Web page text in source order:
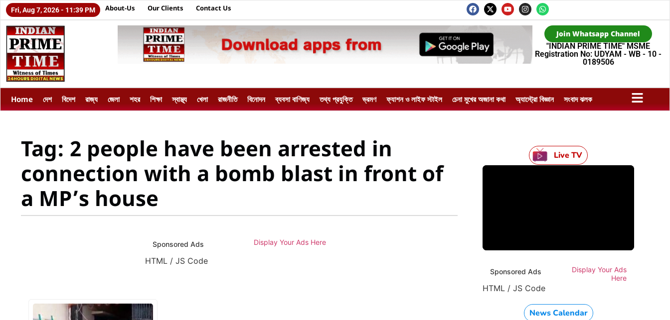
Fri, Aug 7, 2026 - 11:39 PM About-Us Our Clients Contact Us
Join Whatsapp Channel
"INDIAN PRIME TIME" MSME
Registration No: UDYAM - WB - 10 -
0189506
Home দেশ বিদেশ রাজ্য জেলা শহর শিক্ষা স্বাস্থ্য খেলা রাজনীতি বিনোদন ব্যবসা বাণিজ্য তথ্য প্রযুক্তি ভ্রমণ ফ্যাশন ও লাইফ স্টাইল চেনা মুখের অজানা কথা অ্যাস্ট্রো বিজ্ঞান সংবাদ ঝলক
Tag: 2 people have been arrested in
connection with a bomb blast in front of
a MP’s house
Sponsored Ads Display Your Ads Here
HTML / JS Code
Live TV
Sponsored Ads
Display Your Ads
Here
HTML / JS Code
News Calendar